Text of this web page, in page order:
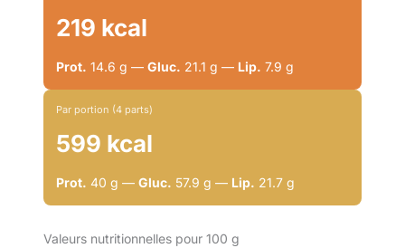
219 kcal
Prot. 14.6 g — Gluc. 21.1 g — Lip. 7.9 g
Par portion (4 parts)
599 kcal
Prot. 40 g — Gluc. 57.9 g — Lip. 21.7 g
Valeurs nutritionnelles pour 100 g